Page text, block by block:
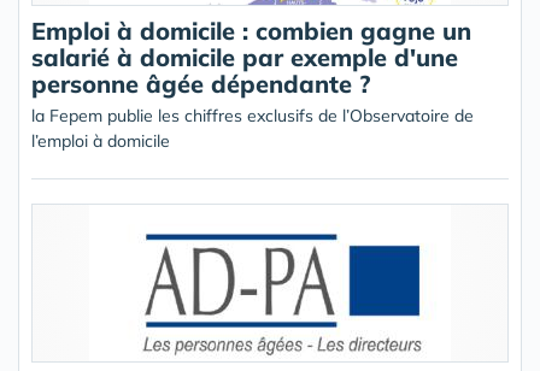
Emploi à domicile : combien gagne un
salarié à domicile par exemple d'une
personne âgée dépendante ?
la Fepem publie les chiffres exclusifs de l’Observatoire de
l’emploi à domicile